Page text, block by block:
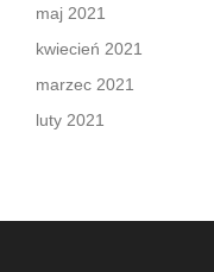
maj 2021
kwiecień 2021
marzec 2021
luty 2021